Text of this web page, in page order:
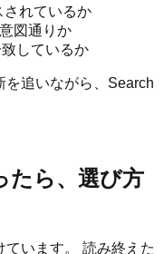
されているか
図通りか
しているか
を追いながら、Search
たら、選び方
います。 読み終えた